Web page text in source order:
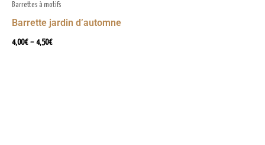
Barrettes à motifs
Barrette jardin d’automne
4,00€ – 4,50€